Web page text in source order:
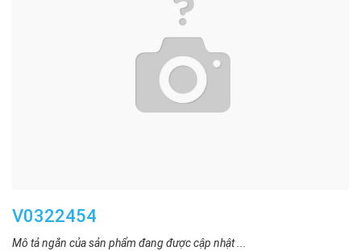
V0322454
Mô tả ngắn của sản phẩm đang được cập nhật ...